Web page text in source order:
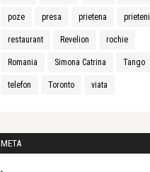
poze presa prietena prieteni
restaurant Revelion rochie
Romania Simona Catrina Tango
telefon Toronto viata
META